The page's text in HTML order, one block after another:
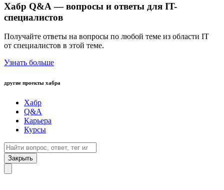
Хабр Q&A — вопросы и ответы для IT-
специалистов
Получайте ответы на вопросы по любой теме из области IT
от специалистов в этой теме.
Узнать больше
другие проекты хабра
Хабр
Q&A
Карьера
Курсы
Закрыть